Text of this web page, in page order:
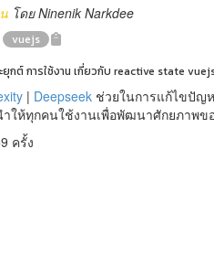
โดย Ninenik Narkdee
vuejs
กต์ การใช้งาน เกี่ยวกับ reactive state
| Deepseekช่วยในการแก้ไขปัญ
ให้ทุกคนใช้งานเพื่อพัฒนาศักยภาพขอ
ครั้ง